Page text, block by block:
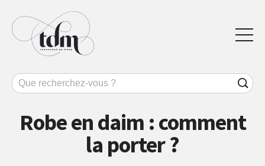
Robe en daim : comment
la porter ?